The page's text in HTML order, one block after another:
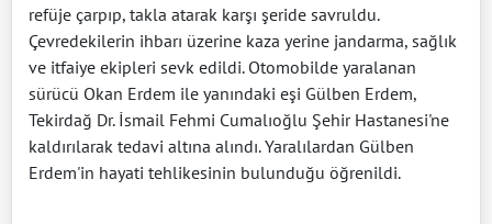
refüje çarpıp, takla atarak karşı şeride savruldu.
Çevredekilerin ihbarı üzerine kaza yerine jandarma, sağlık
ve itfaiye ekipleri sevk edildi. Otomobilde yaralanan
sürücü Okan Erdem ile yanındaki eşi Gülben Erdem,
Tekirdağ Dr. İsmail Fehmi Cumalıoğlu Şehir Hastanesi'ne
kaldırılarak tedavi altına alındı. Yaralılardan Gülben
Erdem'in hayati tehlikesinin bulunduğu öğrenildi.